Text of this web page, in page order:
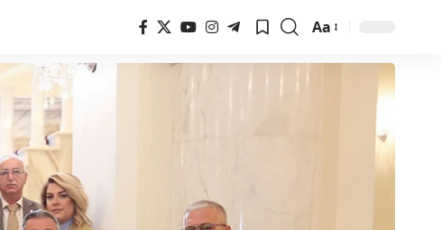
Font
Resizer
Aa